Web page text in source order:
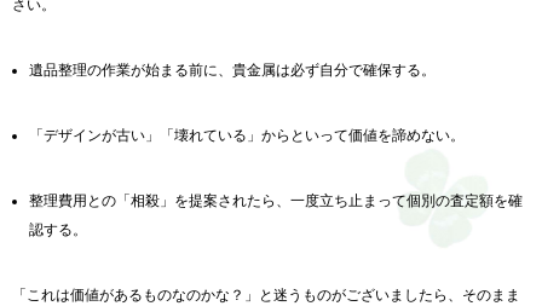
さい。
遺品整理の作業が始まる前に、貴金属は必ず自分で確保する。
「デザインが古い」「壊れている」からといって価値を諦めない。
整理費用との「相殺」を提案されたら、一度立ち止まって個別の査定額を確
認する。
「これは価値があるものなのかな？」と迷うものがございましたら、そのまま